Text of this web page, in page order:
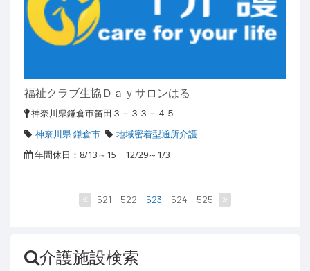
福祉クラブ生協Ｄａｙサロンはる
神奈川県鎌倉市笛田３－３３－４５
神奈川県 鎌倉市
地域密着型通所介護
年間休日：8/13～15 12/29～1/3
521 522 523 524 525
介護施設検索